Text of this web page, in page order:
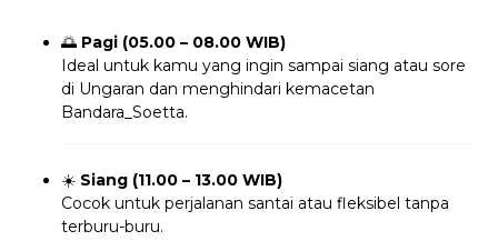
🌅 Pagi (05.00 – 08.00 WIB)
Ideal untuk kamu yang ingin sampai siang atau sore
di Ungaran dan menghindari kemacetan
Bandara_Soetta.
☀️ Siang (11.00 – 13.00 WIB)
Cocok untuk perjalanan santai atau fleksibel tanpa
terburu-buru.